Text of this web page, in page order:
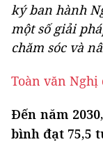
ký ban hành
một số giải
chăm sóc và
Toàn văn Nghị
Đến năm
bình đạt 75,5